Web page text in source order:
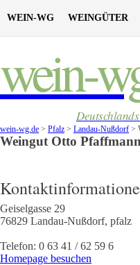
WEIN-WG WEINGÜTER
wein-
wein-wg.de > Pfalz > Landau-Nußdorf >
Weingut Otto Pfaffmann
Geiselgasse 29
76829 Landau-Nußdorf, pfalz
Telefon: 0 63 41 / 62 59 6
Homepage besuchen